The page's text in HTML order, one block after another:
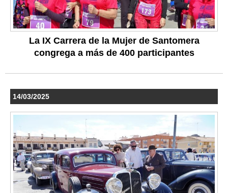
La IX Carrera de la Mujer de Santomera
congrega a más de 400 participantes
14/03/2025